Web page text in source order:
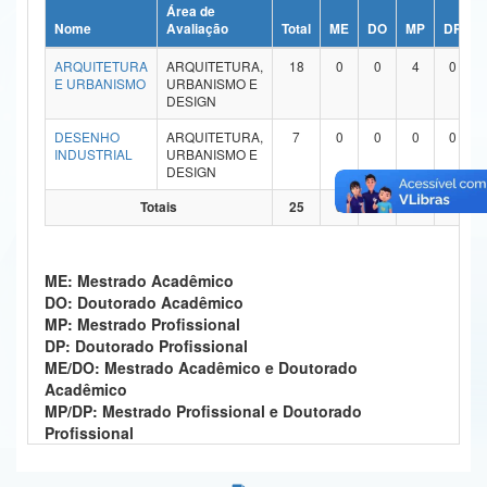
Ministério da Ciência, Tecnologia, Inovações e Comunicações
Ministério do Meio Ambiente
Ministério do Desenvolvimento Regional
Controladoria-Geral da União
Secretaria-Geral
Secretaria de Governo
Gabinete de Segurança Institucional
Advocacia-Geral da União
Nome
Área de
Avaliação
Total ME DO MP DP
ARQUITETURA
E URBANISMO
ARQUITETURA,
URBANISMO E
DESIGN
18 0 0 4 0
DESENHO
INDUSTRIAL
ARQUITETURA,
URBANISMO E
DESIGN
7 0 0 0 0
Totais 25 0 0 4 0
ME: Mestrado Acadêmico
DO: Doutorado Acadêmico
MP: Mestrado Profissional
DP: Doutorado Profissional
ME/DO: Mestrado Acadêmico e Doutorado
Acadêmico
MP/DP: Mestrado Profissional e Doutorado
Profissional